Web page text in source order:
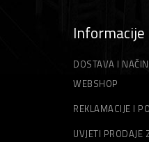
Informacije
DOSTAVA I
WEBSHOP
REKLAMACIJE I
UVJETI PRODAJE